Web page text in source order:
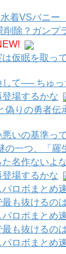
着VSバニー
削除？ガン
は仮眠を取
て── ちゅ
登場するかな
りの勇者伝
いの基準っ
の一つ、「
名作ないよ
登場するかな
パロボまとめ
も抜けるの
パロボまとめ
も抜けるの
パロボまとめ